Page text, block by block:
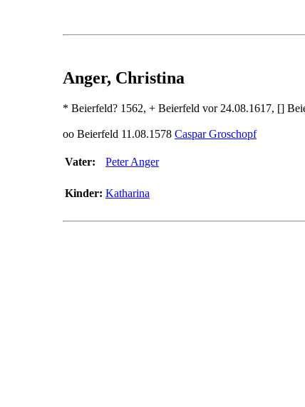
Anger, Christina
* Beierfeld? 1562, + Beierfeld vor 24.08.1617, []
oo Beierfeld 11.08.1578 Caspar Groschopf
Vater: Peter Anger
Kinder: Katharina